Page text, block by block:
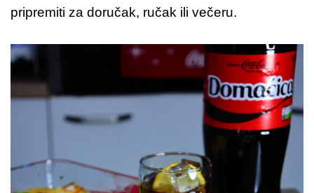
pripremiti za doručak, ručak ili večeru.